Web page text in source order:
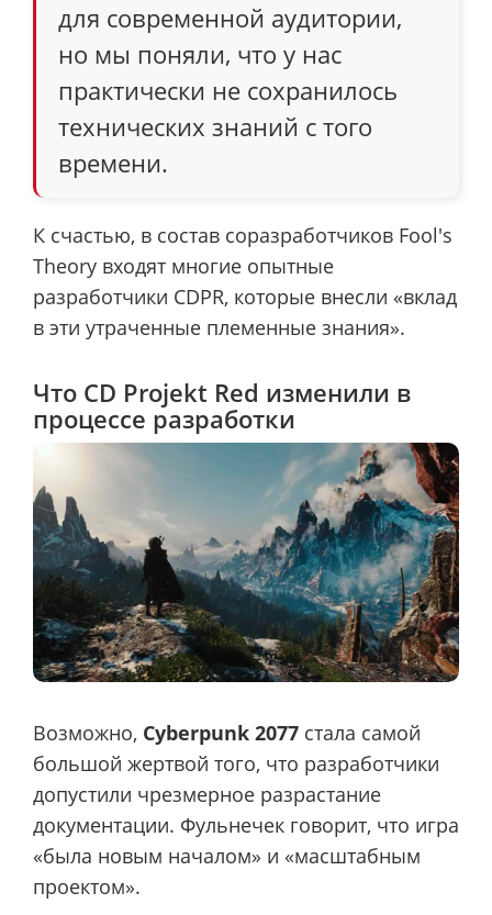
для современной аудитории,
но мы поняли, что у нас
практически не сохранилось
технических знаний с того
времени.
К счастью, в состав соразработчиков Fool's
Theory входят многие опытные
разработчики CDPR, которые внесли «вклад
в эти утраченные племенные знания».
Что CD Projekt Red изменили в
процессе разработки
Возможно, Cyberpunk 2077 стала самой
большой жертвой того, что разработчики
допустили чрезмерное разрастание
документации. Фульнечек говорит, что игра
«была новым началом» и «масштабным
проектом».